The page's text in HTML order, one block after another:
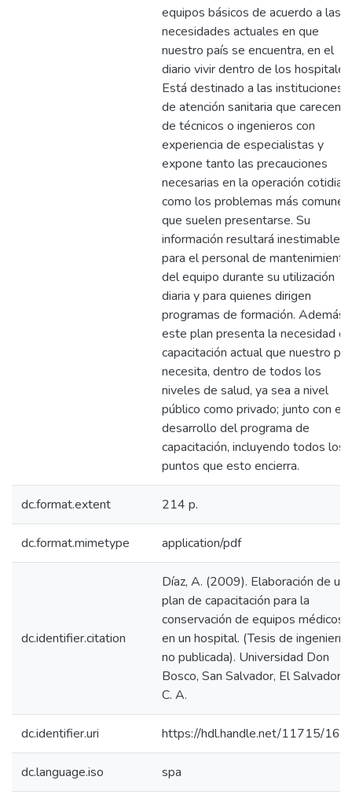
equipos básicos de acuerdo a las
necesidades actuales en que
nuestro país se encuentra, en el
diario vivir dentro de los
Está destinado a las instituciones
de atención sanitaria que carecen
de técnicos o ingenieros con
experiencia de especialistas y
expone tanto las precauciones
necesarias en la operación
como los problemas más comunes
que suelen presentarse. Su
información resultará inestimable
para el personal de mantenimiento
del equipo durante su utilización
diaria y para quienes dirigen
programas de formación. Además
este plan presenta la necesidad de
capacitación actual que nuestro
necesita, dentro de todos los
niveles de salud, ya sea a nivel
público como privado; junto con el
desarrollo del programa de
capacitación, incluyendo todos los
puntos que esto encierra.
dc.format.extent 214 p.
dc.format.mimetype application/pdf
dc.identifier.citation
Díaz, A. (2009). Elaboración de un
plan de capacitación para la
conservación de equipos médicos
en un hospital. (Tesis de ingeniería
no publicada). Universidad Don
Bosco, San Salvador, El Salvador,
C. A.
dc.identifier.uri https://hdl.handle.net/11715/
dc.language.iso spa